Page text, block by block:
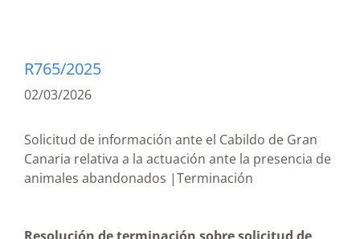
R765/2025
02/03/2026
Solicitud de información ante el Cabildo de Gran
Canaria relativa a la actuación ante la presencia de
animales abandonados |Terminación